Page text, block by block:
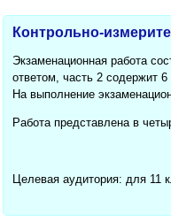
Контрольно-
Экзаменационная работа
ответом, часть 2 содержит
На выполнение
Работа представлена в
Целевая аудитория: для 11